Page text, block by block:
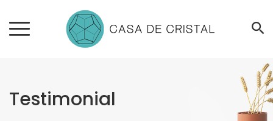
Testimonial